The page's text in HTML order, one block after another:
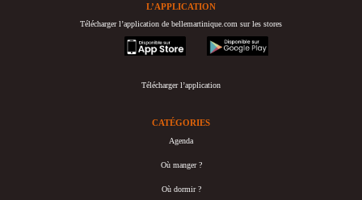
L’APPLICATION
Télécharger l’application de bellemartinique.com sur les stores
appstore
googleplay
Télécharger l’application
CATÉGORIES
Agenda
Où manger ?
Où dormir ?